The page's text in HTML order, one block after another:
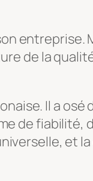
entreprise.
de la
Il a osé
de fiabilité,
et la